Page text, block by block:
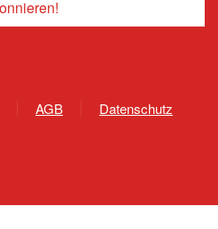
AGB
Datenschutz